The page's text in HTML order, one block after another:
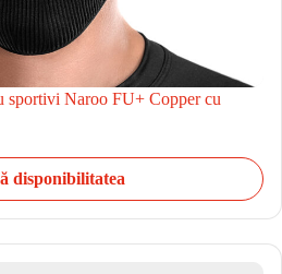
sportivi Naroo FU+ Copper cu
disponibilitatea